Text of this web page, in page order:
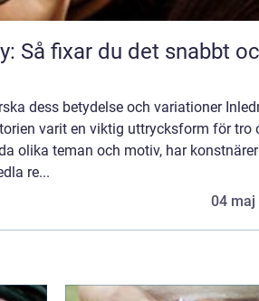
Så fixar du det snabbt
dess betydelse och variationer
varit en viktig uttrycksform för tro
olika teman och motiv, har konstnärer
re...
04 maj